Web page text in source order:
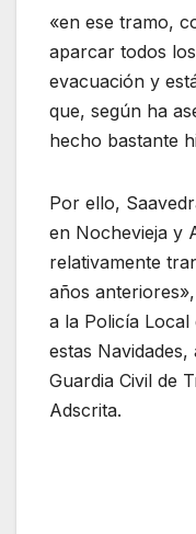
«en ese tramo,
aparcar todos
evacuación y
que, según ha
hecho bastante
Por ello,
en Nochevieja y
relativamente
años
a la Policía
estas
Guardia Civil de
Adscrita.